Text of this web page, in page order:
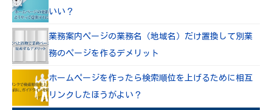
いい？
業務案内ページの業務名（地域名）だけ置換して別業
務のページを作るデメリット
ホームページを作ったら検索順位を上げるために相互
リンクしたほうがよい？